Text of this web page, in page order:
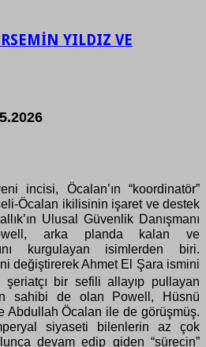
YILDIZ VE
incisi, Öcalan’ın “koordinatör”
Öcalan ikilisinin işaret ve destek
Ulusal Güvenlik Danışmanı
arka planda kalan ve
kurgulayan isimlerden biri.
değiştirerek Ahmet El Şara ismini
şeriatçı bir sefili allayıp pullayan
sahibi de olan Powell, Hüsnü
Abdullah Öcalan ile de görüşmüş.
siyaseti bilenlerin az çok
devam edip giden “sürecin”